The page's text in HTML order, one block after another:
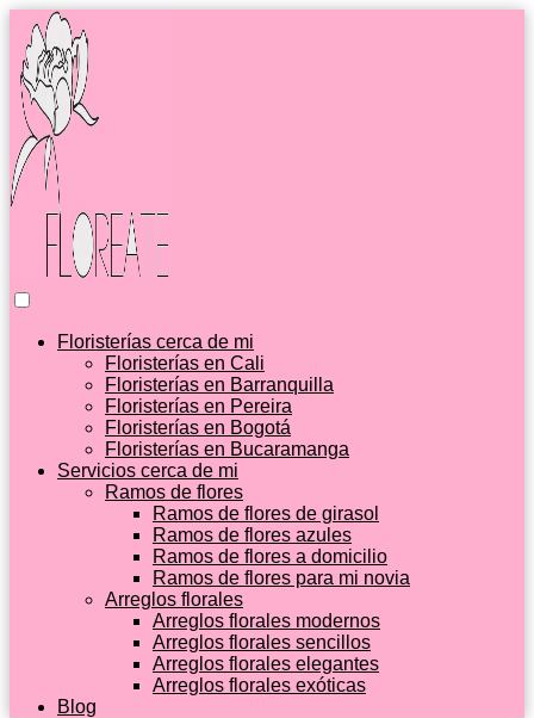
Floristerías cerca de mi
Floristerías en Cali
Floristerías en Barranquilla
Floristerías en Pereira
Floristerías en Bogotá
Floristerías en Bucaramanga
Servicios cerca de mi
Ramos de flores
Ramos de flores de girasol
Ramos de flores azules
Ramos de flores a domicilio
Ramos de flores para mi novia
Arreglos florales
Arreglos florales modernos
Arreglos florales sencillos
Arreglos florales elegantes
Arreglos florales exóticas
Blog